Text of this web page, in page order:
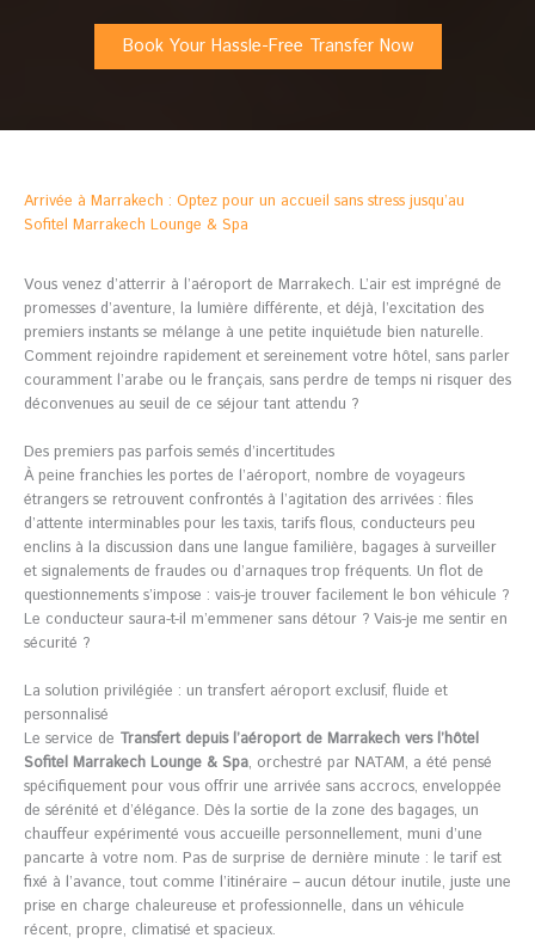
Book Your Hassle-Free Transfer Now
Arrivée à Marrakech : Optez pour un accueil sans stress jusqu’au
Sofitel Marrakech Lounge & Spa
Vous venez d’atterrir à l’aéroport de Marrakech. L’air est imprégné de
promesses d’aventure, la lumière différente, et déjà, l’excitation des
premiers instants se mélange à une petite inquiétude bien naturelle.
Comment rejoindre rapidement et sereinement votre hôtel, sans parler
couramment l’arabe ou le français, sans perdre de temps ni risquer des
déconvenues au seuil de ce séjour tant attendu ?
Des premiers pas parfois semés d’incertitudes
À peine franchies les portes de l’aéroport, nombre de voyageurs
étrangers se retrouvent confrontés à l’agitation des arrivées : files
d’attente interminables pour les taxis, tarifs flous, conducteurs peu
enclins à la discussion dans une langue familière, bagages à surveiller
et signalements de fraudes ou d’arnaques trop fréquents. Un flot de
questionnements s’impose : vais-je trouver facilement le bon véhicule ?
Le conducteur saura-t-il m’emmener sans détour ? Vais-je me sentir en
sécurité ?
La solution privilégiée : un transfert aéroport exclusif, fluide et
personnalisé
Le service de Transfert depuis l’aéroport de Marrakech vers l’hôtel
Sofitel Marrakech Lounge & Spa, orchestré par NATAM, a été pensé
spécifiquement pour vous offrir une arrivée sans accrocs, enveloppée
de sérénité et d’élégance. Dès la sortie de la zone des bagages, un
chauffeur expérimenté vous accueille personnellement, muni d’une
pancarte à votre nom. Pas de surprise de dernière minute : le tarif est
fixé à l’avance, tout comme l’itinéraire – aucun détour inutile, juste une
prise en charge chaleureuse et professionnelle, dans un véhicule
récent, propre, climatisé et spacieux.